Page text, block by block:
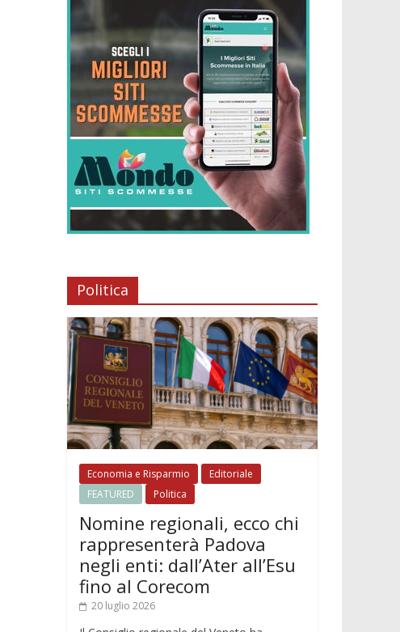
Politica
Economia e Risparmio
Editoriale
FEATURED
Politica
Nomine regionali, ecco chi
rappresenterà Padova
negli enti: dall’Ater all’Esu
fino al Corecom
20 luglio 2026